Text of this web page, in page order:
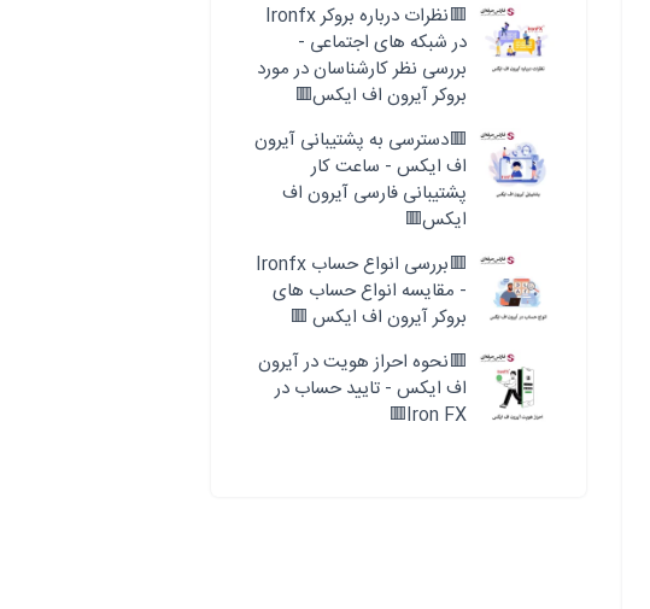
🟥نظرات درباره بروکر Ironfx
در شبکه های اجتماعی -
بررسی نظر کارشناسان در مورد
بروکر آیرون اف ایکس🟥
🟥دسترسی به پشتیبانی آیرون
اف ایکس - ساعت کار
پشتیبانی فارسی آیرون اف
ایکس🟥
🟥بررسی انواع حساب Ironfx
- مقایسه انواع حساب های
بروکر آیرون اف ایکس 🟥
🟥نحوه احراز هویت در آیرون
اف ایکس - تایید حساب در
Iron FX🟥